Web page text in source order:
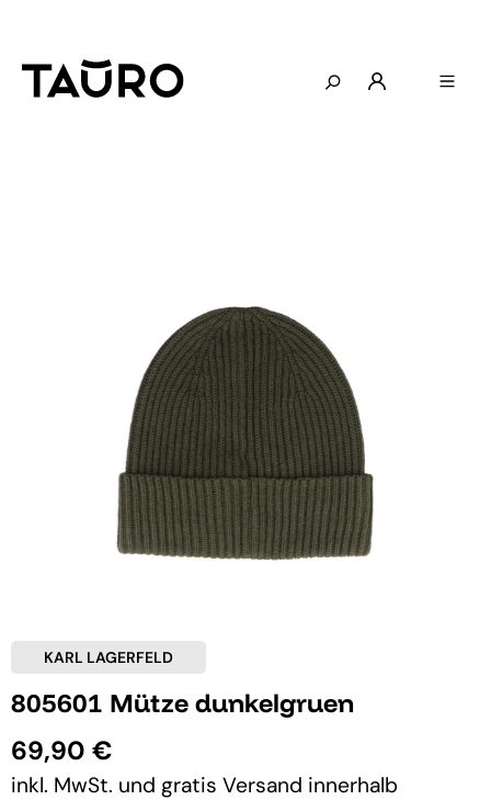
KARL LAGERFELD
805601 Mütze dunkelgruen
69,90 €
inkl. MwSt. und gratis Versand innerhalb